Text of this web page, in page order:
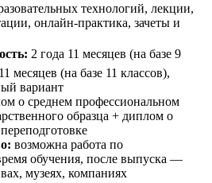
технологий, лекции,
онлайн-практика, зачеты и
2 года 11 месяцев (на базе 9
месяцев (на базе 11 классов),
вариант
о среднем профессиональном
образца + диплом о
возможна работа по
обучения, после выпуска —
музеях, компаниях